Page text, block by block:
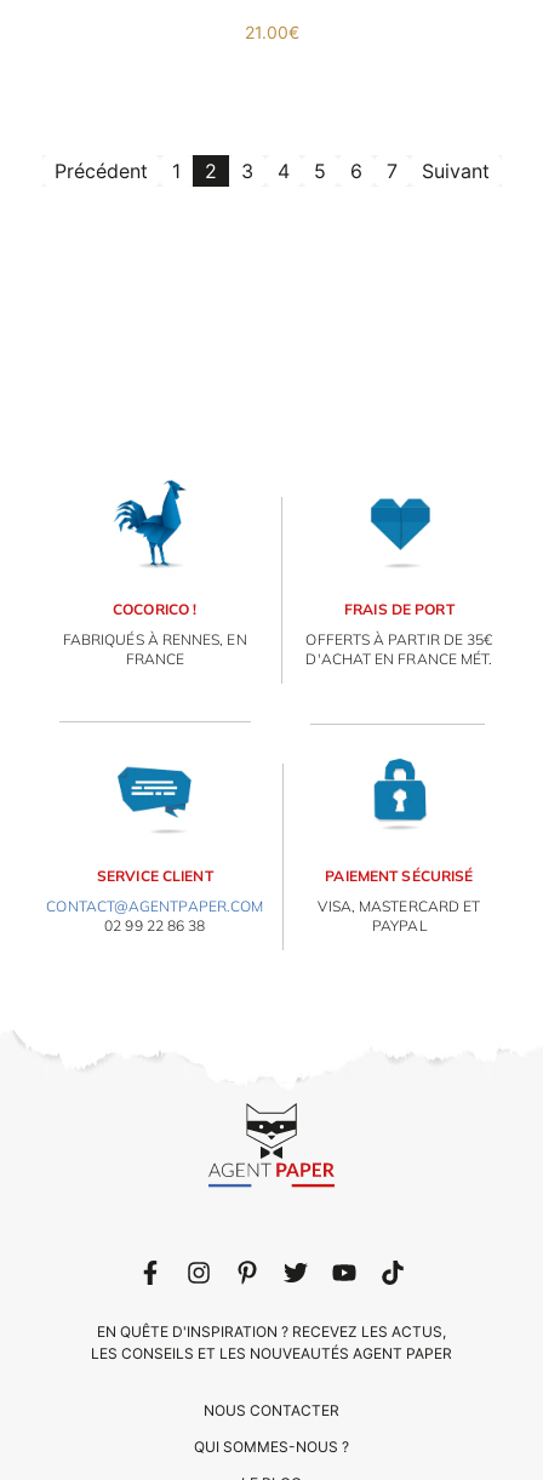
21.00€
Précédent 1 2 3 4 5 6 7 Suivant
COCORICO !
FABRIQUÉS À RENNES, EN
FRANCE
FRAIS DE PORT
OFFERTS À PARTIR DE 35€
D'ACHAT EN FRANCE MÉT.
SERVICE CLIENT
CONTACT@AGENTPAPER.COM
02 99 22 86 38
PAIEMENT SÉCURISÉ
VISA, MASTERCARD ET
PAYPAL
NOUS CONTACTER
QUI SOMMES-NOUS ?
EN QUÊTE D'INSPIRATION ? RECEVEZ LES ACTUS,
LES CONSEILS ET LES NOUVEAUTÉS AGENT PAPER